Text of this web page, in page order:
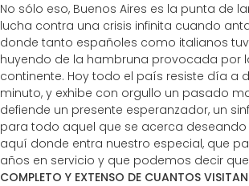
No sólo eso, Buenos Aires es la punta de
lucha contra una crisis infinita cuando
donde tanto españoles como italianos
huyendo de la hambruna provocada por
continente. Hoy todo el país resiste día a
minuto, y exhibe con orgullo un pasado
defiende un presente esperanzador, un
para todo aquel que se acerca deseando
aquí donde entra nuestro especial, que
años en servicio y que podemos decir
COMPLETO Y EXTENSO DE CUANTOS